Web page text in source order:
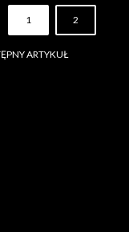
1 2
ARTYKUŁ